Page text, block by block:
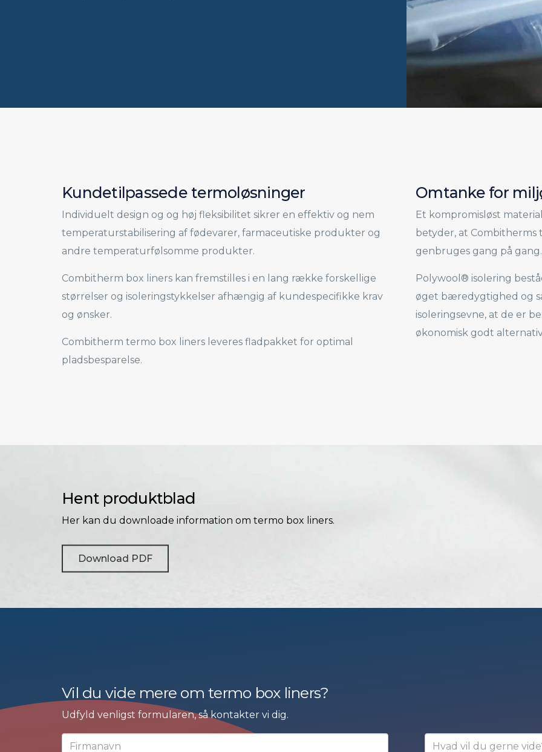
Kundetilpassede termoløsninger
Individuelt design og og høj fleksibilitet sikrer en effektiv og nem
temperaturstabilisering af fødevarer, farmaceutiske produkter og
andre temperaturfølsomme produkter.
Combitherm box liners kan fremstilles i en lang række forskellige
størrelser og isoleringstykkelser afhængig af kundespecifikke krav
og ønsker.
Combitherm termo box liners leveres fladpakket for optimal
pladsbesparelse.
Omtanke for
Et kompromisløst
betyder, at
genbruges gang på gang.
Polywool® isolering
øget bæredygtighed og
isoleringsevne, at de er
økonomisk godt
Hent produktblad
Her kan du downloade information om termo box liners.
Download PDF
Vil du vide mere om termo box liners?
Udfyld venligst formularen, så kontakter vi dig.
Firmanavn Hvad